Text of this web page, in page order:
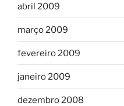
abril 2009
março 2009
fevereiro 2009
janeiro 2009
dezembro 2008